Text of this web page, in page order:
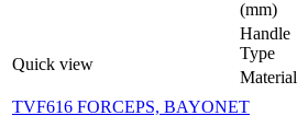
Quick view
(mm)
Handle
Type
Material
TVF616 FORCEPS, BAYONET